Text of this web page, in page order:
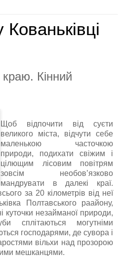
Кінний
Щоб відпочити від суєти
великого міста, відчути себе
маленькою часточкою
природи, подихати свіжим і
цілющим лісовим повітрям
зовсім необов’язково
мандрувати в далекі краї.
за 20 кілометрів від неї
Полтавського рaайону,
незайманої природи,
сплітаються могутніми
господарями, де сувора і
вільхи над прозорою
мешканцями.